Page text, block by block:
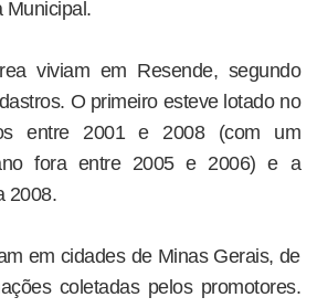
Municipal.
viviam em Resende, segundo
O primeiro esteve lotado no
entre 2001 e 2008 (com um
fora entre 2005 e 2006) e a
2008.
em cidades de Minas Gerais, de
coletadas pelos promotores.